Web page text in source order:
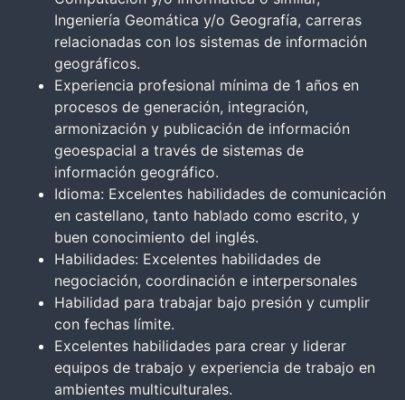
Ingeniería Geomática y/o Geografía, carreras
relacionadas con los sistemas de información
geográficos.
Experiencia profesional mínima de 1 años en
procesos de generación, integración,
armonización y publicación de información
geoespacial a través de sistemas de
información geográfico.
Idioma: Excelentes habilidades de comunicación
en castellano, tanto hablado como escrito, y
buen conocimiento del inglés.
Habilidades: Excelentes habilidades de
negociación, coordinación e interpersonales
Habilidad para trabajar bajo presión y cumplir
con fechas límite.
Excelentes habilidades para crear y liderar
equipos de trabajo y experiencia de trabajo en
ambientes multiculturales.